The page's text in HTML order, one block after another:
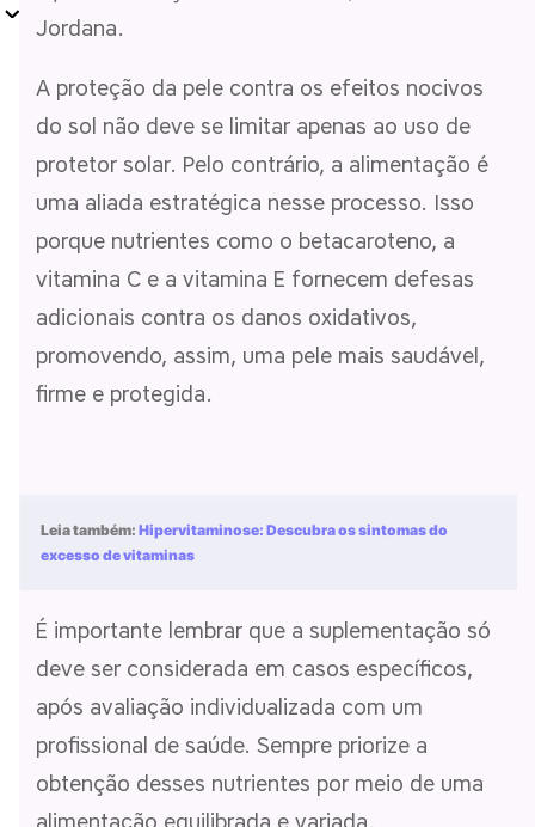
Jordana.
A proteção da pele contra os efeitos nocivos
do sol não deve se limitar apenas ao uso de
protetor solar. Pelo contrário, a alimentação é
uma aliada estratégica nesse processo. Isso
porque nutrientes como o betacaroteno, a
vitamina C e a vitamina E fornecem defesas
adicionais contra os danos oxidativos,
promovendo, assim, uma pele mais saudável,
firme e protegida.
Leia também: Hipervitaminose: Descubra os sintomas do
excesso de vitaminas
É importante lembrar que a suplementação só
deve ser considerada em casos específicos,
após avaliação individualizada com um
profissional de saúde. Sempre priorize a
obtenção desses nutrientes por meio de uma